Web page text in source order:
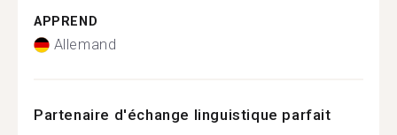
APPREND
Allemand
Partenaire d'échange linguistique parfait